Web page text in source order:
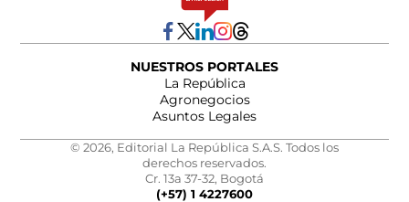
NUESTROS PORTALES
La República
Agronegocios
Asuntos Legales
© 2026, Editorial La República S.A.S. Todos los
derechos reservados.
Cr. 13a 37-32, Bogotá
(+57) 1 4227600